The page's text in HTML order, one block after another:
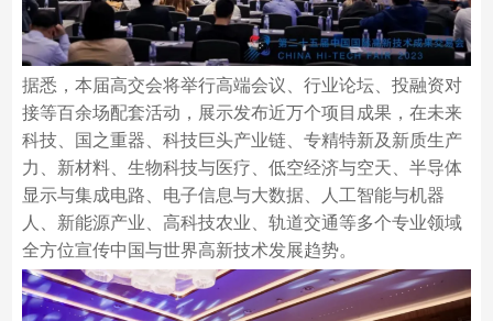
据悉，本届高交会将举行高端会议、行业论坛、投融资对
接等百余场配套活动，展示发布近万个项目成果，在未来
科技、国之重器、科技巨头产业链、专精特新及新质生产
力、新材料、生物科技与医疗、低空经济与空天、半导体
显示与集成电路、电子信息与大数据、人工智能与机器
人、新能源产业、高科技农业、轨道交通等多个专业领域
全方位宣传中国与世界高新技术发展趋势。